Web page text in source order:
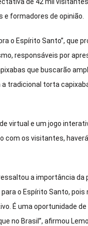
formadores de opinião.
o Espírito Santo”, que
responsáveis por
que buscarão
tradicional torta
virtual e um jogo
com os visitantes,
a importância
o Espírito Santo,
É uma oportunidade
no Brasil”, afirmou